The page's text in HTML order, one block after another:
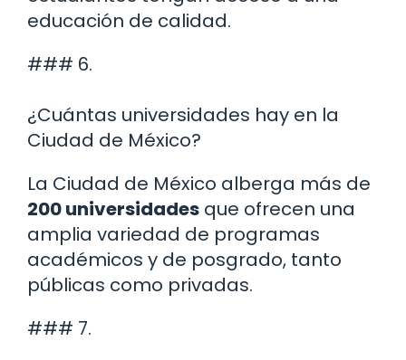
educación de calidad.
### 6.
¿Cuántas universidades hay en la
Ciudad de México?
La Ciudad de México alberga más de
200 universidades que ofrecen una
amplia variedad de programas
académicos y de posgrado, tanto
públicas como privadas.
### 7.